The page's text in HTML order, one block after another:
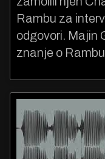
Rambu za
odgovori. Majin
znanje o